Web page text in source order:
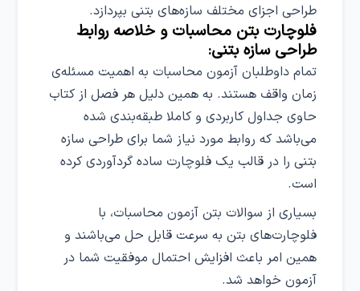
طراحی اجزای مختلف سازه‌های بتنی بپردازد.
فلوچارت بتن محاسبات و خلاصه روابط
طراحی سازه بتنی:
تمام داوطلبان آزمون محاسبات به اهمیت مسئله‌ی
زمان واقف هستند. به همین دلیل هر فصل از کتاب
حاوی جداول کاربردی و کاملا طبقه‌بندی شده
می‌باشد که روابط مورد نیاز شما برای طراحی سازه
بتنی را در قالب یک فلوچارت ساده گردآوردی کرده
است.
بسیاری از سوالات بتن آزمون محاسبات، با
فلوچارت‌های بتن به سرعت قابل حل می‌باشند و
همین امر باعث افزایش احتمال موفقیت شما در
آزمون خواهد شد.